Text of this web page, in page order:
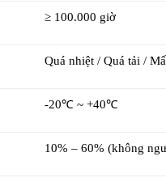
≥ 100.000 giờ
Quá nhiệt / Quá tải /
-20℃ ~ +40℃
10% – 60% (không